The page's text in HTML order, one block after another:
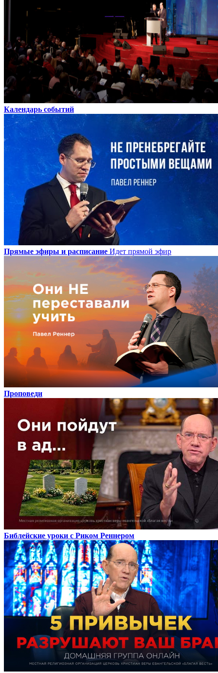
Календарь событий
Прямые эфиры и расписание Идет прямой эфир
Проповеди
Библейские уроки с Риком Реннером